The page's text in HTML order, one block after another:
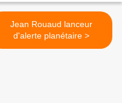
Jean Rouaud lanceur
d'alerte planétaire >